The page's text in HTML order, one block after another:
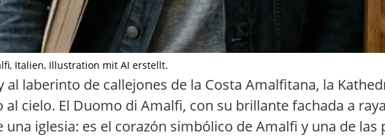
Italien, Illustration mit AI erstellt.
laberinto de callejones de la Costa Amalfitana, la
cielo. El Duomo di Amalfi, con su brillante fachada a
iglesia: es el corazón simbólico de Amalfi y una de las